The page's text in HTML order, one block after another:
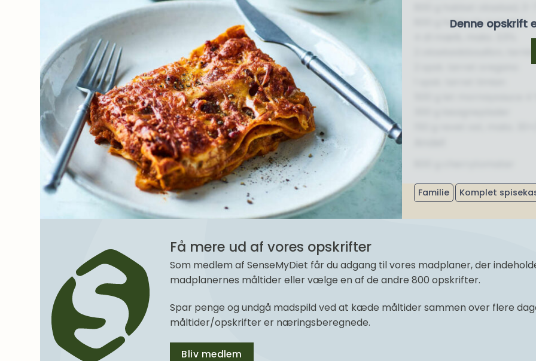
Denne opskrift
800 g hakkede tomater
2 oksekødsbouillon,
Familie Komplet
Få mere ud af vores opskrifter
Som medlem af SenseMyDiet får du adgang til vores madplaner, der
madplanernes måltider eller vælge en af de andre 800 opskrifter.
Spar penge og undgå madspild ved at kæde måltider sammen over flere
måltider/opskrifter er næringsberegnede.
Bliv medlem